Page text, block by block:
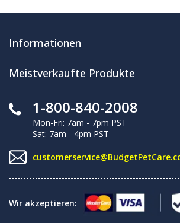
Informationen
Meistverkaufte Produkte
1-800-840-2008
Mon-Fri: 7am - 7pm PST
Sat: 7am - 4pm PST
Wir akzeptieren: